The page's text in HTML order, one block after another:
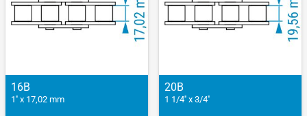
16B
1'' x 17,02 mm
20B
1 1/4'' x 3/4''